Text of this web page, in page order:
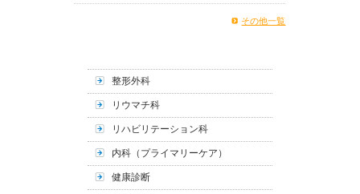
その他一覧
整形外科
リウマチ科
リハビリテーション科
内科（プライマリーケア）
健康診断